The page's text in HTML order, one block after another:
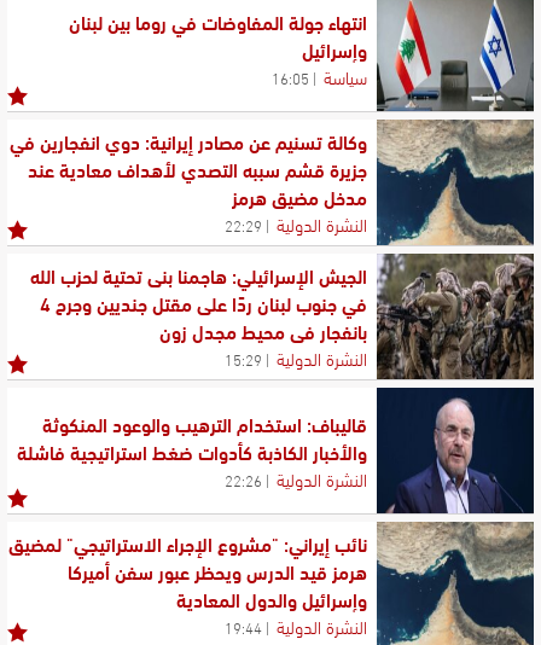
انتهاء جولة المفاوضات في روما بين لبنان
وإسرائيل
سياسة 16:05
وكالة تسنيم عن مصادر إيرانية: دوي انفجارين في
جزيرة قشم سببه التصدي لأهداف معادية عند
مدخل مضيق هرمز
النشرة الدولية 22:29
الجيش الإسرائيلي: هاجمنا بنى تحتية لحزب الله
في جنوب لبنان ردًا على مقتل جنديين وجرح 4
بانفجار في محيط مجدل زون
النشرة الدولية 15:29
قاليباف: استخدام الترهيب والوعود المنكوثة
والأخبار الكاذبة كأدوات ضغط استراتيجية فاشلة
النشرة الدولية 22:26
نائب إيراني: "مشروع الإجراء الاستراتيجي" لمضيق
هرمز قيد الدرس ويحظر عبور سفن أميركا
وإسرائيل والدول المعادية
النشرة الدولية 19:44